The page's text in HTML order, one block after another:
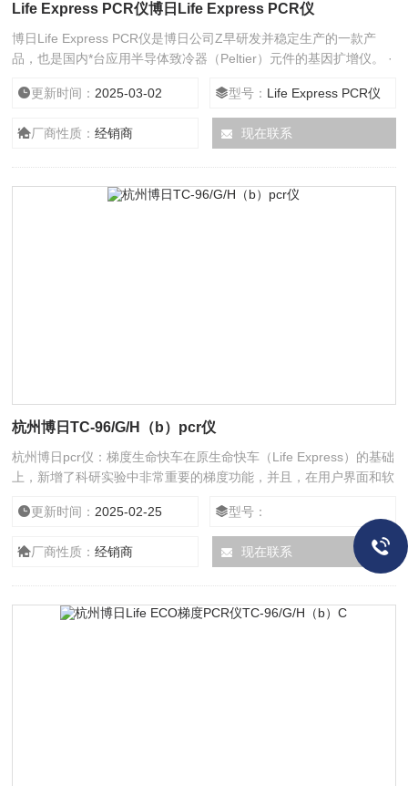
Life Express PCR仪博日Life Express PCR仪
博日Life Express PCR仪是博日公司Z早研发并稳定生产的一款产
品，也是国内*台应用半导体致冷器（Peltier）元件的基因扩增仪。 ·
·系列产品 更多选择
更新时间： 2025-03-02 型号： Life Express PCR仪
厂商性质：经销商 现在联系
杭州博日TC-96/G/H（b）pcr仪
杭州博日pcr仪：梯度生命快车在原生命快车（Life Express）的基础
上，新增了科研实验中非常重要的梯度功能，并且，在用户界面和软
件优化实验，简易直观的操作，让生命科学研究真正地快起来！
更新时间： 2025-02-25 型号：
厂商性质：经销商 现在联系